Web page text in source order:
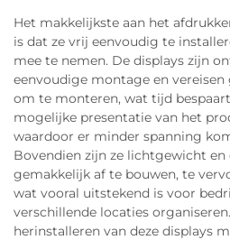
Het makkelijkste aan het
is dat ze vrij eenvoudig te
mee te nemen. De displays zijn
eenvoudige montage en
om te monteren, wat tijd
mogelijke presentatie van het
waardoor er minder spanning
Bovendien zijn ze lichtgewicht en
gemakkelijk af te bouwen, te
wat vooral uitstekend is voor
verschillende locaties
herinstalleren van deze displays